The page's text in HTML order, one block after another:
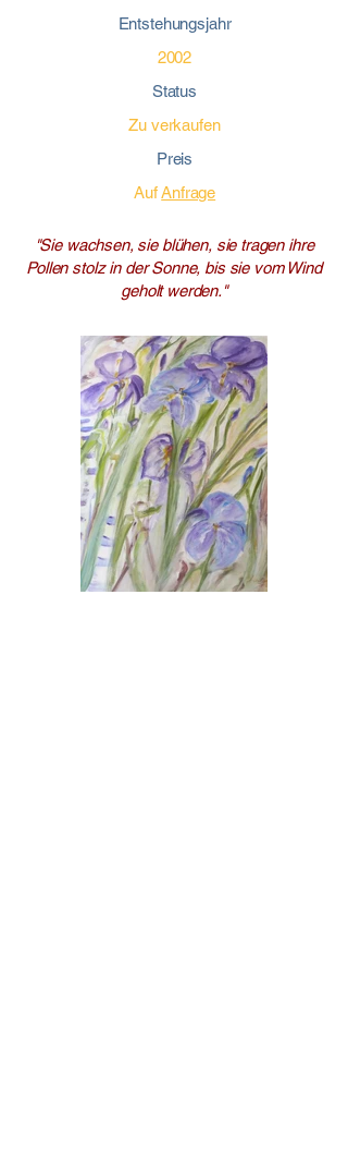
Entstehungsjahr
2002
Status
Zu verkaufen
Preis
AufAnfrage
"Sie wachsen, sie blühen, sie tragen ihre
Pollen stolz in der Sonne, bis sie vom Wind
geholt werden."